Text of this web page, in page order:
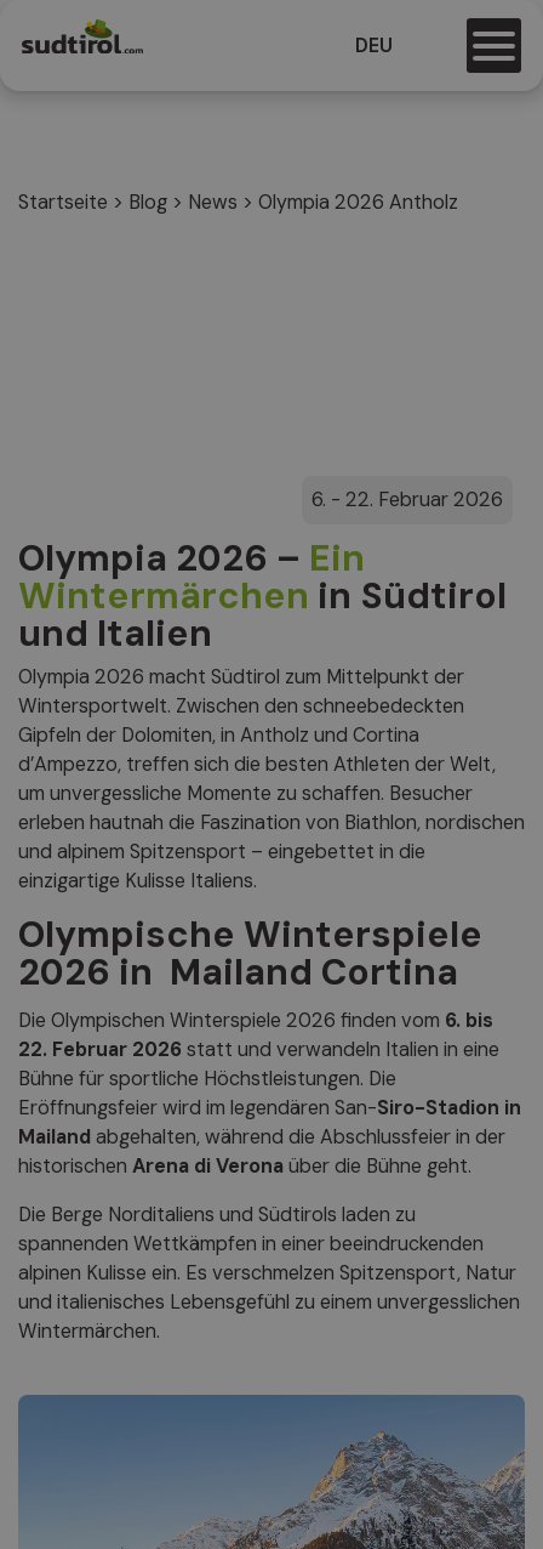
DEU
Startseite > Blog > News > Olympia 2026 Antholz
6. - 22. Februar 2026
Olympia 2026 – Ein
Wintermärchen in Südtirol
und Italien
Olympia 2026 macht Südtirol zum Mittelpunkt der
Wintersportwelt. Zwischen den schneebedeckten
Gipfeln der Dolomiten, in Antholz und Cortina
d’Ampezzo, treffen sich die besten Athleten der Welt,
um unvergessliche Momente zu schaffen. Besucher
erleben hautnah die Faszination von Biathlon, nordischen
und alpinem Spitzensport – eingebettet in die
einzigartige Kulisse Italiens.
Olympische Winterspiele
2026 in Mailand Cortina
Die Olympischen Winterspiele 2026 finden vom 6. bis
22. Februar 2026 statt und verwandeln Italien in eine
Bühne für sportliche Höchstleistungen. Die
Eröffnungsfeier wird im legendären San-Siro-Stadion in
Mailand abgehalten, während die Abschlussfeier in der
historischen Arena di Verona über die Bühne geht.
Die Berge Norditaliens und Südtirols laden zu
spannenden Wettkämpfen in einer beeindruckenden
alpinen Kulisse ein. Es verschmelzen Spitzensport, Natur
und italienisches Lebensgefühl zu einem unvergesslichen
Wintermärchen.